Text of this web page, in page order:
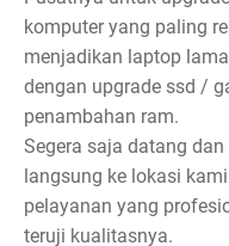
komputer yang paling
menjadikan laptop
dengan upgrade ssd /
penambahan ram.
Segera saja datang
langsung ke lokasi
pelayanan yang
teruji kualitasnya.